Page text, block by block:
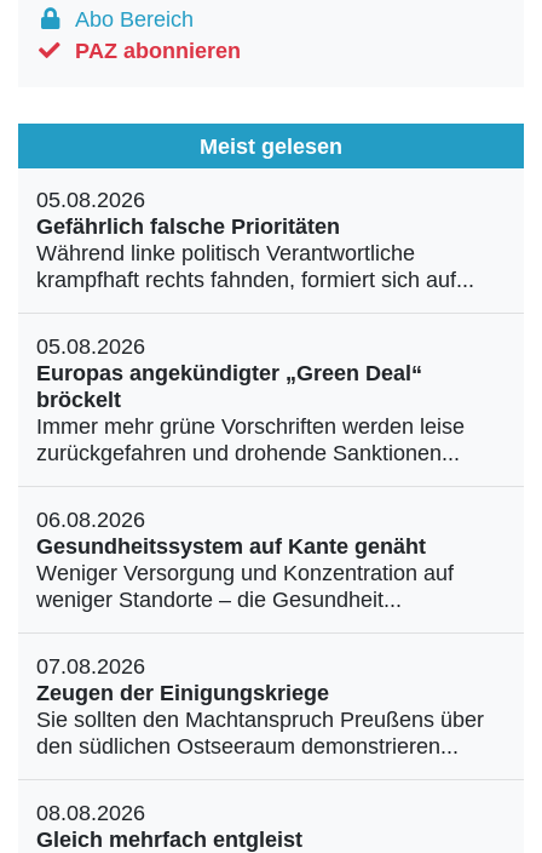
Abo Bereich
PAZ abonnieren
Meist gelesen
05.08.2026
Gefährlich falsche Prioritäten
Während linke politisch Verantwortliche
krampfhaft rechts fahnden, formiert sich auf...
05.08.2026
Europas angekündigter „Green Deal“
bröckelt
Immer mehr grüne Vorschriften werden leise
zurückgefahren und drohende Sanktionen...
06.08.2026
Gesundheitssystem auf Kante genäht
Weniger Versorgung und Konzentration auf
weniger Standorte – die Gesundheit...
07.08.2026
Zeugen der Einigungskriege
Sie sollten den Machtanspruch Preußens über
den südlichen Ostseeraum demonstrieren...
08.08.2026
Gleich mehrfach entgleist